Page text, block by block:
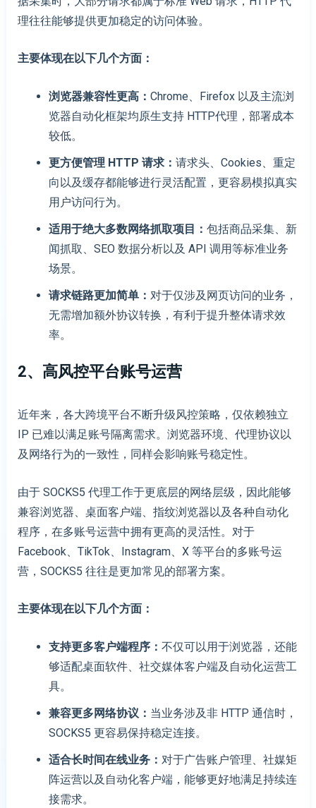
理往往能够提供更加稳定的访问体验。
主要体现在以下几个方面：
浏览器兼容性更高： Chrome、Firefox 以及主流浏
览器自动化框架均原生支持 HTTP代理，部署成本
较低。
更方便管理 HTTP 请求： 请求头、Cookies、重定
向以及缓存都能够进行灵活配置，更容易模拟真实
用户访问行为。
适用于绝大多数网络抓取项目 ： 包括商品采集、新
闻抓取、SEO 数据分析以及 API 调用等标准业务
场景。
请求链路更加简单： 对于仅涉及网页访问的业务，
无需增加额外协议转换，有利于提升整体请求效
率。
2、 高风控平台账号运营
近年来，各大跨境平台不断升级风控策略，仅依赖独立
IP 已难以满足账号隔离需求。浏览器环境、代理协议以
及网络行为的一致性，同样会影响账号稳定性。
由于 SOCKS5 代理工作于更底层的网络层级，因此能够
兼容浏览器、桌面客户端、指纹浏览器以及各种自动化
程序，在多账号运营中拥有更高的灵活性。对于
Facebook、TikTok、Instagram、X 等平台的多账号运
营，SOCKS5 往往是更加常见的部署方案。
主要体现在以下几个方面：
支持更多客户端程序： 不仅可以用于浏览器，还能
够适配桌面软件、社交媒体客户端及自动化运营工
具。
兼容更多网络协议 ： 当业务涉及非 HTTP 通信时，
SOCKS5 更容易保持稳定连接。
适合长时间在线业务： 对于广告账户管理、社媒矩
阵运营以及自动化客户端，能够更好地满足持续连
接需求。